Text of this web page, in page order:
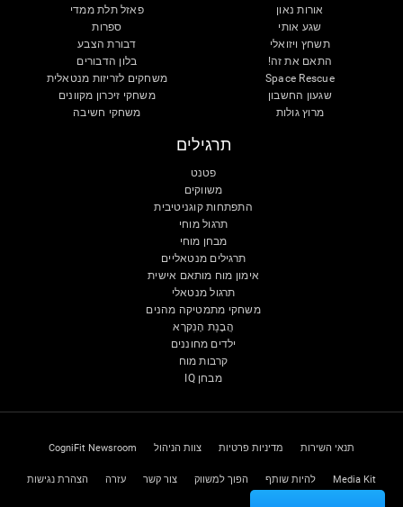
אורות נאון
שגע אותי
תשחץ ויזואלי
התאם את זה!
Space Rescue
שגעון החשבון
מרוץ גולות
פאזל תלת ממדי
ספרות
דבורת הצבע
בלון הדבורים
משחקים לזריזות מנטאלית
משחקי זיכרון מקוונים
משחקי חשיבה
תרגילים
פטנט
משווקים
התפתחות קוגניטיבית
תרגול מוחי
מבחן מוחי
תרגילים מנטאליים
אימון מוח מותאם אישית
תרגול מנטאלי
משחקי מתמטיקה מהנים
הֲבָנַת הָנִקרָא
ילדים מחוננים
קרבות מוח
מבחן IQ
תנאי השירות מדיניות פרטיות צוות הניהול CogniFit Newsroom
Media Kit להיות שותף הפוך למשווק צור קשר עזרה הצהרת נגישות